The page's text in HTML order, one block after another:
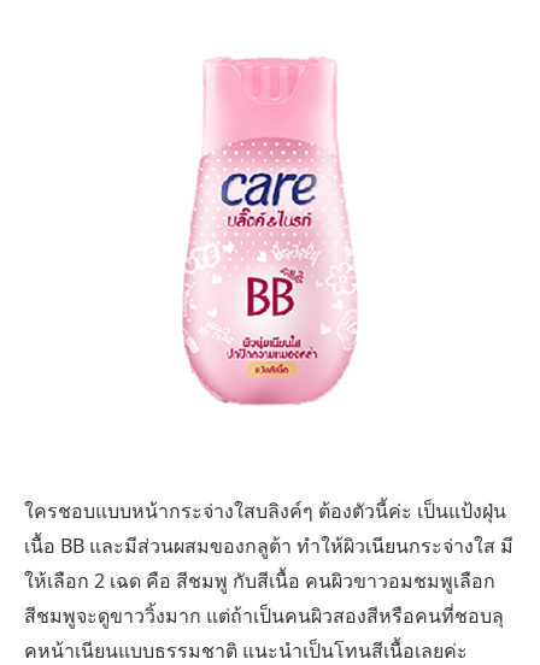
ใครชอบแบบหน้ากระจ่างใสบลิงค์ๆ ต้องตัวนี้ค่ะ เป็นแป้งฝุ่น
เนื้อ BB และมีส่วนผสมของกลูต้า ทำให้ผิวเนียนกระจ่างใส มี
ให้เลือก 2 เฉด คือ สีชมพู กับสีเนื้อ คนผิวขาวอมชมพูเลือก
สีชมพูจะดูขาววิ้งมาก แต่ถ้าเป็นคนผิวสองสีหรือคนที่ชอบลุ
คหน้าเนียนแบบธรรมชาติ แนะนำเป็นโทนสีเนื้อเลยค่ะ